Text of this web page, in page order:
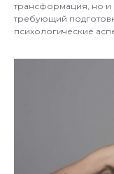
трансформация, но и
требующий
психологические